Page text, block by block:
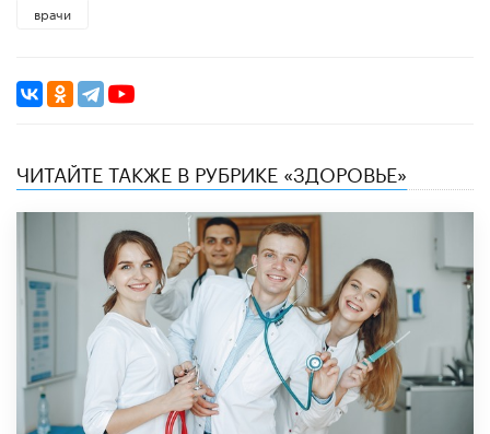
врачи
ЧИТАЙТЕ ТАКЖЕ В РУБРИКЕ «ЗДОРОВЬЕ»